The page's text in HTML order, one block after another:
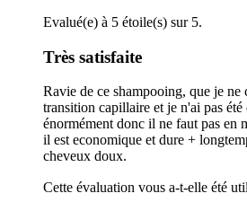
Evalué(e) à 5 étoile(s) sur 5.
Très satisfaite
Ravie de ce shampooing, que je ne
transition capillaire et je n'ai pas été
énormément donc il ne faut pas en
il est economique et dure +
cheveux doux.
Cette évaluation vous a-t-elle été